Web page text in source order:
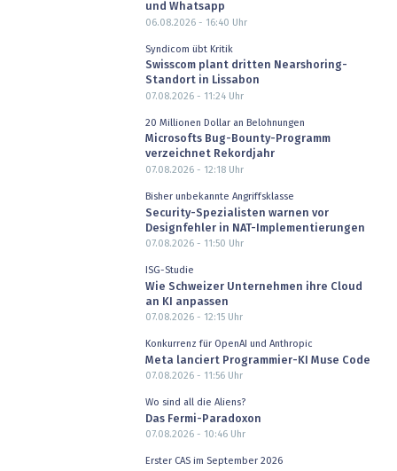
und Whatsapp
06.08.2026 - 16:40 Uhr
Syndicom übt Kritik
Swisscom plant dritten Nearshoring-
Standort in Lissabon
07.08.2026 - 11:24Uhr
20 Millionen Dollar an Belohnungen
Microsofts Bug-Bounty-Programm
verzeichnet Rekordjahr
07.08.2026 - 12:18Uhr
Bisher unbekannte Angriffsklasse
Security-Spezialisten warnen vor
Designfehler in NAT-Implementierungen
07.08.2026 - 11:50 Uhr
ISG-Studie
Wie Schweizer Unternehmen ihre Cloud
an KI anpassen
07.08.2026 - 12:15Uhr
Konkurrenz für OpenAI und Anthropic
Meta lanciert Programmier-KI Muse Code
07.08.2026 - 11:56Uhr
Wo sind all die Aliens?
Das Fermi-Paradoxon
07.08.2026 - 10:46Uhr
Erster CAS im September 2026